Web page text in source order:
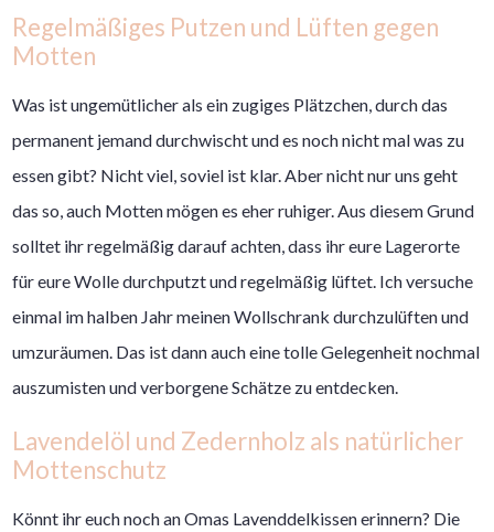
Regelmäßiges Putzen und Lüften gegen
Motten
Was ist ungemütlicher als ein zugiges Plätzchen, durch das
permanent jemand durchwischt und es noch nicht mal was zu
essen gibt? Nicht viel, soviel ist klar. Aber nicht nur uns geht
das so, auch Motten mögen es eher ruhiger. Aus diesem Grund
solltet ihr regelmäßig darauf achten, dass ihr eure Lagerorte
für eure Wolle durchputzt und regelmäßig lüftet. Ich versuche
einmal im halben Jahr meinen Wollschrank durchzulüften und
umzuräumen. Das ist dann auch eine tolle Gelegenheit nochmal
auszumisten und verborgene Schätze zu entdecken.
Lavendelöl und Zedernholz als natürlicher
Mottenschutz
Könnt ihr euch noch an Omas Lavenddelkissen erinnern? Die